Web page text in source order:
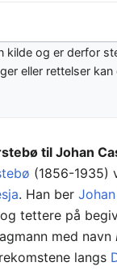
kilde og er derfor
eller rettelser kan
til Johan
(1856-1935)
. Han ber
tettere på
med navn
langs